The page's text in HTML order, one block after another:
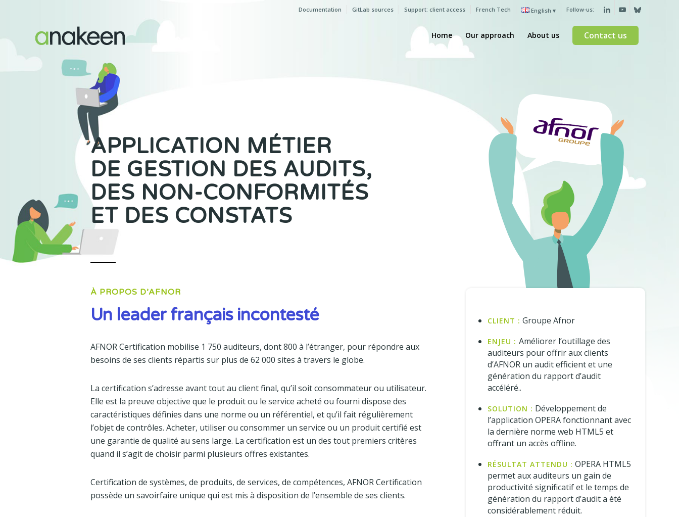
Documentation GitLab sources Support: client access French Tech English Follow-us:
Home Our approach About us Contact us
APPLICATION MÉTIER
DE GESTION DES AUDITS,
DES NON-CONFORMITÉS
ET DES CONSTATS
À PROPOS D’AFNOR
Un leader français incontesté
AFNOR Certification mobilise 1 750 auditeurs, dont 800 à l’étranger, pour répondre aux
besoins de ses clients répartis sur plus de 62 000 sites à travers le globe.
La certification s’adresse avant tout au client final, qu’il soit consommateur ou utilisateur.
Elle est la preuve objective que le produit ou le service acheté ou fourni dispose des
caractéristiques définies dans une norme ou un référentiel, et qu’il fait régulièrement
l’objet de contrôles. Acheter, utiliser ou consommer un service ou un produit certifié est
une garantie de qualité au sens large. La certification est un des tout premiers critères
quand il s’agit de choisir parmi plusieurs offres existantes.
Certification de systèmes, de produits, de services, de compétences, AFNOR Certification
possède un savoirfaire unique qui est mis à disposition de l’ensemble de ses clients.
CLIENT : Groupe Afnor
ENJEU :Améliorer l’outillage des
auditeurs pour offrir aux clients
d’AFNOR un audit efficient et une
génération du rapport d’audit
accéléré..
SOLUTION : Développement de
l’application OPERA fonctionnant avec
la dernière norme web HTML5 et
offrant un accès offline.
RÉSULTAT ATTENDU : OPERA HTML5
permet aux auditeurs un gain de
productivité significatif et le temps de
génération du rapport d’audit a été
considérablement réduit.